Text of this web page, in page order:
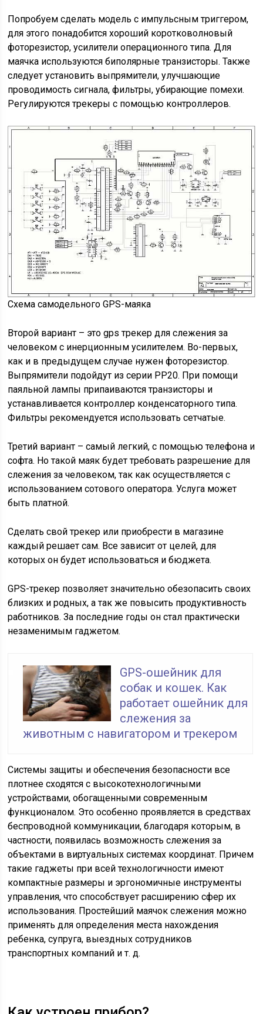
Попробуем сделать модель с импульсным триггером,
для этого понадобится хороший коротковолновый
фоторезистор, усилители операционного типа. Для
маячка используются биполярные транзисторы. Также
следует установить выпрямители, улучшающие
проводимость сигнала, фильтры, убирающие помехи.
Регулируются трекеры с помощью контроллеров.
Схема самодельного GPS-маяка
Второй вариант – это gps трекер для слежения за
человеком с инерционным усилителем. Во-первых,
как и в предыдущем случае нужен фоторезистор.
Выпрямители подойдут из серии PP20. При помощи
паяльной лампы припаиваются транзисторы и
устанавливается контроллер конденсаторного типа.
Фильтры рекомендуется использовать сетчатые.
Третий вариант – самый легкий, с помощью телефона и
софта. Но такой маяк будет требовать разрешение для
слежения за человеком, так как осуществляется с
использованием сотового оператора. Услуга может
быть платной.
Сделать свой трекер или приобрести в магазине
каждый решает сам. Все зависит от целей, для
которых он будет использоваться и бюджета.
GPS-трекер позволяет значительно обезопасить своих
близких и родных, а так же повысить продуктивность
работников. За последние годы он стал практически
незаменимым гаджетом.
GPS-ошейник для
собак и кошек. Как
работает ошейник для
слежения за
животным с навигатором и трекером
Системы защиты и обеспечения безопасности все
плотнее сходятся с высокотехнологичными
устройствами, обогащенными современным
функционалом. Это особенно проявляется в средствах
беспроводной коммуникации, благодаря которым, в
частности, появилась возможность слежения за
объектами в виртуальных системах координат. Причем
такие гаджеты при всей технологичности имеют
компактные размеры и эргономичные инструменты
управления, что способствует расширению сфер их
использования. Простейший маячок слежения можно
применять для определения места нахождения
ребенка, супруга, выездных сотрудников
транспортных компаний и т. д.